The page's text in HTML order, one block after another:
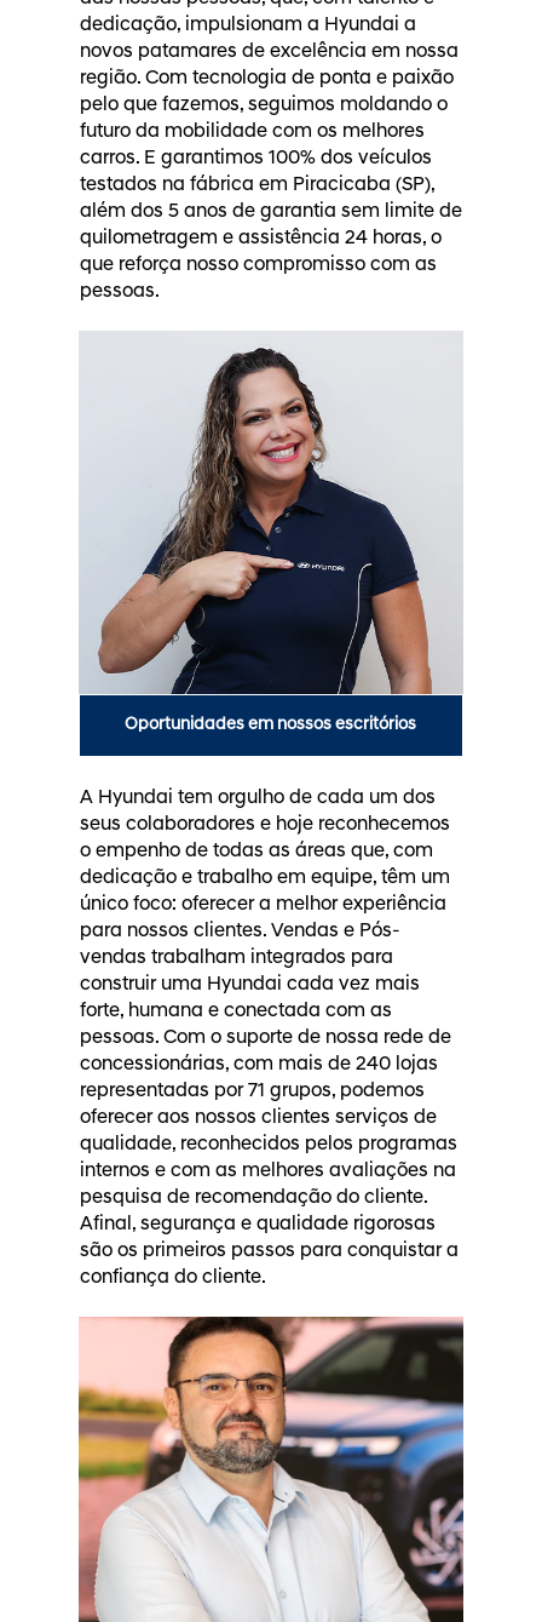
dedicação, impulsionam a Hyundai a
novos patamares de excelência em nossa
região. Com tecnologia de ponta e paixão
pelo que fazemos, seguimos moldando o
futuro da mobilidade com os melhores
carros. E garantimos 100% dos veículos
testados na fábrica em Piracicaba (SP),
além dos 5 anos de garantia sem limite de
quilometragem e assistência 24 horas, o
que reforça nosso compromisso com as
pessoas.
Oportunidades em nossos escritórios
A Hyundai tem orgulho de cada um dos
seus colaboradores e hoje reconhecemos
o empenho de todas as áreas que, com
dedicação e trabalho em equipe, têm um
único foco: oferecer a melhor experiência
para nossos clientes. Vendas e Pós-
vendas trabalham integrados para
construir uma Hyundai cada vez mais
forte, humana e conectada com as
pessoas. Com o suporte de nossa rede de
concessionárias, com mais de 240 lojas
representadas por 71 grupos, podemos
oferecer aos nossos clientes serviços de
qualidade, reconhecidos pelos programas
internos e com as melhores avaliações na
pesquisa de recomendação do cliente.
Afinal, segurança e qualidade rigorosas
são os primeiros passos para conquistar a
confiança do cliente.